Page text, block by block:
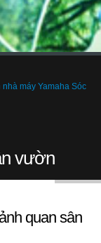
máy Yamaha Sóc
vườn
quan sân